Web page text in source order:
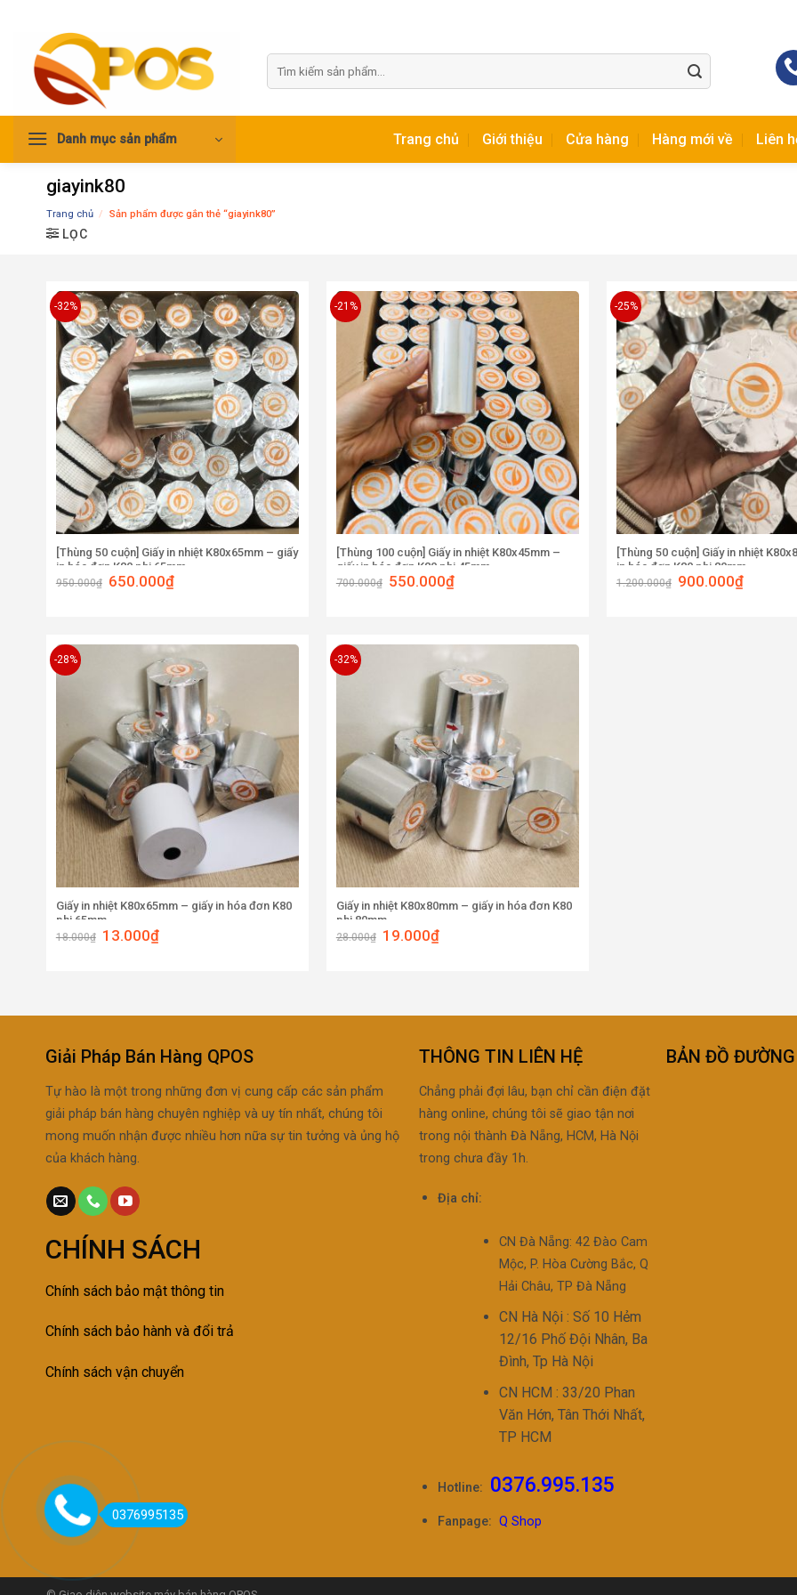
content
kiếm:
Danh mục sản phẩm Trang chủ Giới thiệu Cửa hàng Hàng mới về Liên
giayink80
Trang chủ / Sản phẩm được gắn thẻ “giayink80”
LỌC
-32%
Add to
wishlist
[Thùng 50 cuộn] Giấy in nhiệt K80x65mm – giấy
in hóa đơn K80 phi 65mm
950.000₫ 650.000₫
-21%
Add to
wishlist
[Thùng 100 cuộn] Giấy in nhiệt K80x45mm –
giấy in hóa đơn K80 phi 45mm
700.000₫ 550.000₫
-25%
[Thùng 50 cuộn] Giấy in nhiệt
in hóa đơn K80 phi 80mm
1.200.000₫ 900.000₫
-28%
Giấy in nhiệt K80x65mm – giấy in hóa đơn K80
phi 65mm
18.000₫ 13.000₫
-32%
Giấy in nhiệt K80x80mm – giấy in hóa đơn K80
phi 80mm
28.000₫ 19.000₫
Giải Pháp Bán Hàng QPOS
Tự hào là một trong những đơn vị cung cấp các sản phẩm
giải pháp bán hàng chuyên nghiệp và uy tín nhất, chúng tôi
mong muốn nhận được nhiều hơn nữa sự tin tưởng và ủng hộ
của khách hàng.
CHÍNH SÁCH
Chính sách bảo mật thông tin
Chính sách bảo hành và đổi trả
Chính sách vận chuyển
THÔNG TIN LIÊN HỆ
Chẳng phải đợi lâu, bạn chỉ cần điện đặt
hàng online, chúng tôi sẽ giao tận nơi
trong nội thành Đà Nẵng, HCM, Hà Nội
trong chưa đầy 1h.
Địa chỉ:
CN Đà Nẵng: 42 Đào Cam
Mộc, P. Hòa Cường Bắc, Q
Hải Châu, TP Đà Nẵng
CN Hà Nội : Số 10 Hẻm
12/16 Phố Đội Nhân, Ba
Đình, Tp Hà Nội
CN HCM : 33/20 Phan
Văn Hớn, Tân Thới Nhất,
TP HCM
Hotline: 0376.995.135
Fanpage: Q Shop
BẢN ĐỒ
0376995135